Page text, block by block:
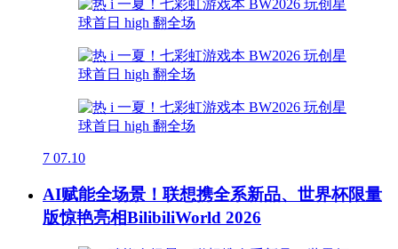
7 07.10
AI赋能全场景！联想携全系新品、世界杯限量
版惊艳亮相BilibiliWorld 2026